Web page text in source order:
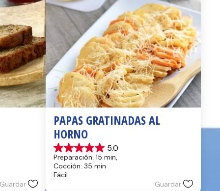
PAPAS GRATINADAS AL
HORNO
5.0
5.0
de
5
estrellas.
Preparación: 15 min,
Cocción: 35 min
Fácil
Guardar